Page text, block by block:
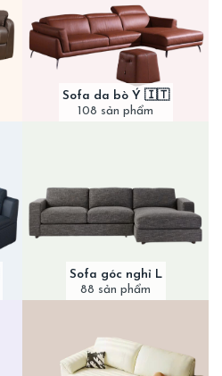
Sofa da bò Ý 🇮🇹
108 sản phẩm
Sofa góc nghỉ L
88 sản phẩm